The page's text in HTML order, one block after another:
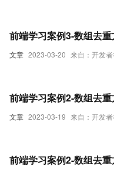
文章 2023-03-20 来自：开发
前端学习案例3-数组去
文章 2023-03-19 来自：开发
前端学习案例2-数组去
前端学习案例2-数组去